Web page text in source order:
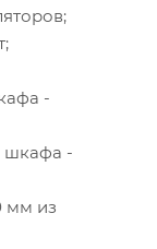
-
шкафа -
мм из